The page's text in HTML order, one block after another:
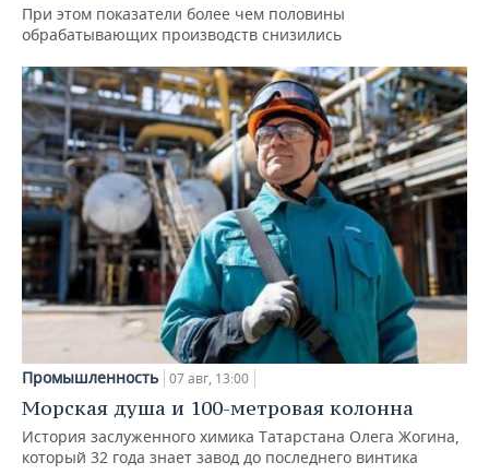
При этом показатели более чем половины
обрабатывающих производств снизились
Промышленность 07 авг, 13:00
Морская душа и 100-метровая колонна
История заслуженного химика Татарстана Олега Жогина,
который 32 года знает завод до последнего винтика